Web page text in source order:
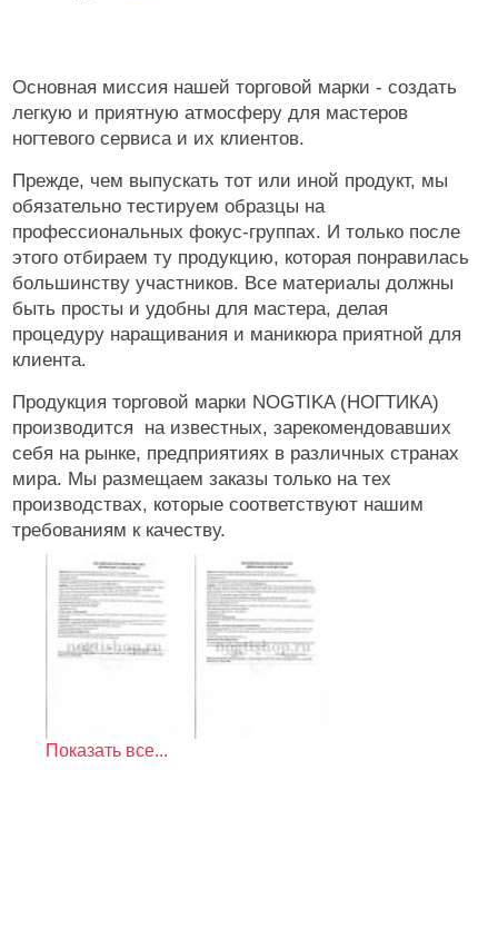
Рубин
Светоотражающие GR
Сладкая вата
Снежный неоновый
Совершенный серый
Терраццо
Ультрамарин
Фиолетовый сахар
Шоколадный бисквит
Для наращивания
Маникюр/педикюр
Косметика
Оборудование
Расходные
Основная миссия нашей торговой марки - создать
легкую и приятную атмосферу для мастеров
ногтевого сервиса и их клиентов.
Прежде, чем выпускать тот или иной продукт, мы
обязательно тестируем образцы на
профессиональных фокус-группах. И только после
этого отбираем ту продукцию, которая понравилась
большинству участников. Все материалы должны
быть просты и удобны для мастера, делая
процедуру наращивания и маникюра приятной для
клиента.
Продукция торговой марки NOGTIKA (НОГТИКА)
производится на известных, зарекомендовавших
себя на рынке, предприятиях в различных странах
мира. Мы размещаем заказы только на тех
производствах, которые соответствуют нашим
требованиям к качеству.
Показать все...